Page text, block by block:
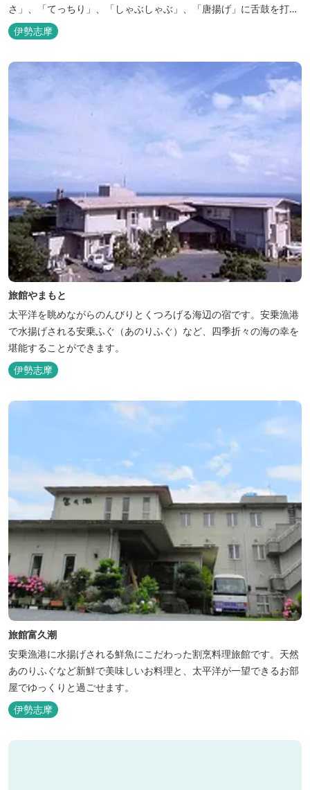
さ」、「てっちり」、「しゃぶしゃぶ」、「唐揚げ」に舌鼓を打っ
ていただけます。その他、クエマス、伊勢エビ料理もあり。
伊勢志摩
旅館やまもと
太平洋を眺めながらのんびりとくつろげる海辺の宿です。安乗漁港
で水揚げされる安乗ふぐ（あのりふぐ）など、四季折々の海の幸を
堪能することができます。
伊勢志摩
旅館富久潮
安乗漁港に水揚げされる鮮魚にこだわった割烹料理旅館です。天然
あのりふぐなど新鮮で美味しいお料理と、太平洋が一望できるお部
屋でゆっくりと過ごせます。
伊勢志摩